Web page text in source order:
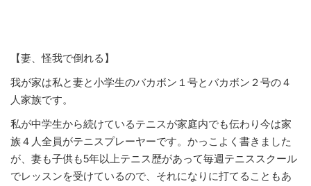
【妻、怪我で倒れる】
我が家は私と妻と小学生のバカボン１号とバカボン２号の４
人家族です。
私が中学生から続けているテニスが家庭内でも伝わり今は家
族４人全員がテニスプレーヤーです。かっこよく書きました
が、妻も子供も5年以上テニス歴があって毎週テニススクール
でレッスンを受けているので、それになりに打てることもあ